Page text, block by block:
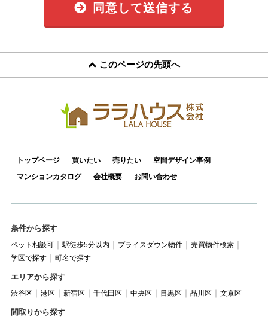
同意して送信する
このページの先頭へ
トップページ 買いたい 売りたい
空間デザイン事例
マンションカタログ
会社概要 お問い合わせ
条件から探す
ペット相談可 駅徒歩5分以内 プライスダウン物件
売買物件検索
学区で探す
町名で探す
エリアから探す
渋谷区 港区 新宿区 千代田区 中央区 目黒区 品川区 文京区
間取りから探す